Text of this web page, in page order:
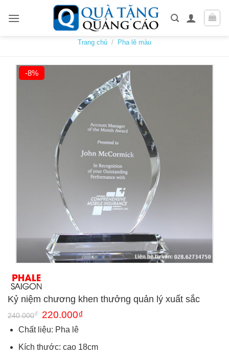
Trang chủ / Pha lê màu
-8%
Kỷ niệm chương khen thưởng quản lý xuất sắc
240.000₫
Giá
gốc
là:
240.000₫.
220.000₫
Chất liệu: Pha lê
Kích thước: cao 18cm